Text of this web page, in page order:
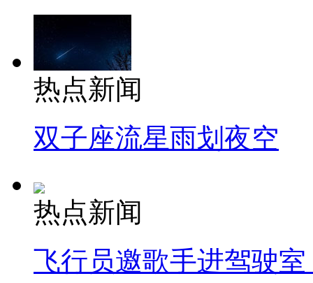
热点新闻
双子座流星雨划夜空
热点新闻
飞行员邀歌手进驾驶